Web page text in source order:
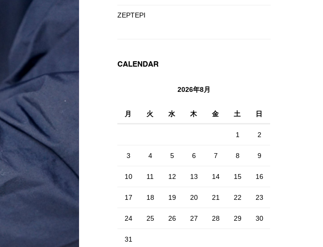
ZEPTEPI
CALENDAR
2026年8月
月 火 水 木 金 土 日
1 2
3 4 5 6 7 8 9
10 11 12 13 14 15 16
17 18 19 20 21 22 23
24 25 26 27 28 29 30
31